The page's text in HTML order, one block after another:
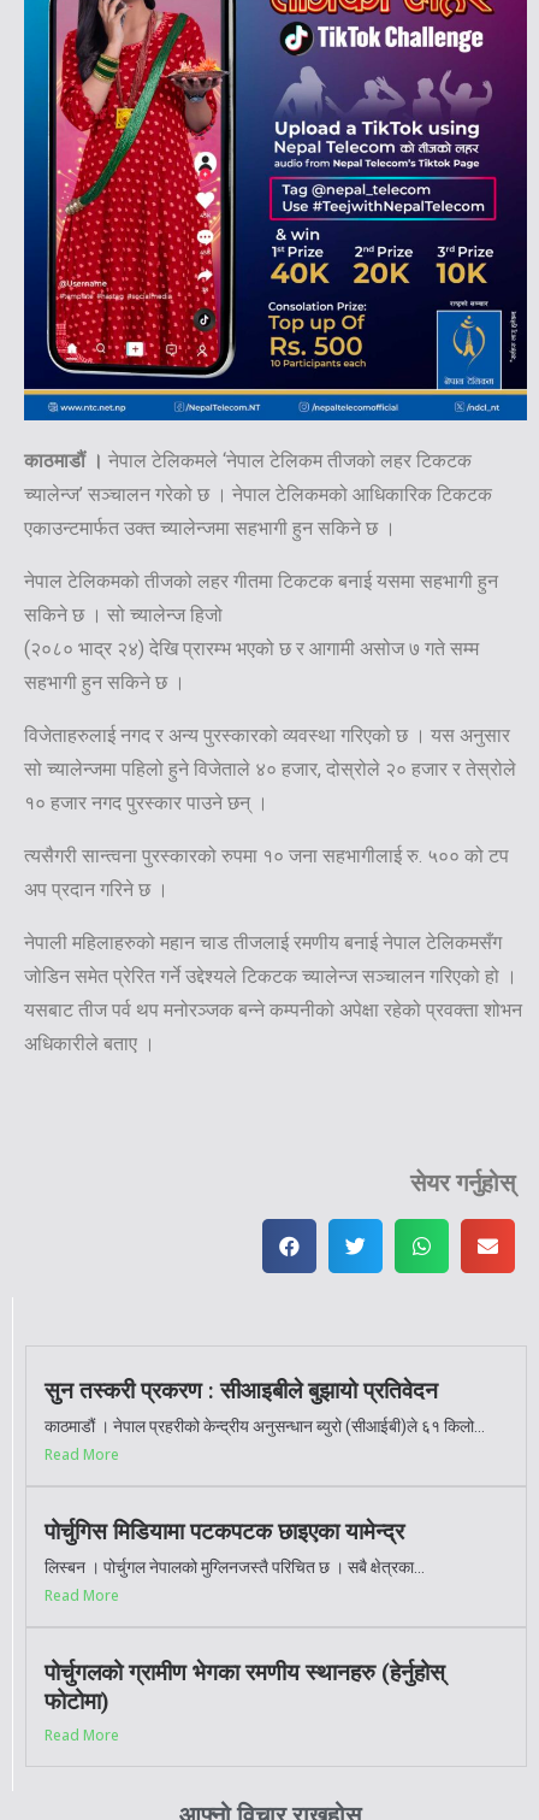
काठमाडौं । नेपाल टेलिकमले ‘नेपाल टेलिकम तीजको लहर टिकटक
च्यालेन्ज’ सञ्चालन गरेको छ । नेपाल टेलिकमको आधिकारिक टिकटक
एकाउन्टमार्फत उक्त च्यालेन्जमा सहभागी हुन सकिने छ ।
नेपाल टेलिकमको तीजको लहर गीतमा टिकटक बनाई यसमा सहभागी हुन
सकिने छ । सो च्यालेन्ज हिजो
(२०८० भाद्र २४) देखि प्रारम्भ भएको छ र आगामी असोज ७ गते सम्म
सहभागी हुन सकिने छ ।
विजेताहरुलाई नगद र अन्य पुरस्कारको व्यवस्था गरिएको छ । यस अनुसार
सो च्यालेन्जमा पहिलो हुने विजेताले ४० हजार, दोस्रोले २० हजार र तेस्रोले
१० हजार नगद पुरस्कार पाउने छन् ।
त्यसैगरी सान्त्वना पुरस्कारको रुपमा १० जना सहभागीलाई रु. ५०० को टप
अप प्रदान गरिने छ ।
नेपाली महिलाहरुको महान चाड तीजलाई रमणीय बनाई नेपाल टेलिकमसँग
जोडिन समेत प्रेरित गर्ने उद्देश्यले टिकटक च्यालेन्ज सञ्चालन गरिएको हो ।
यसबाट तीज पर्व थप मनोरञ्जक बन्ने कम्पनीको अपेक्षा रहेको प्रवक्ता शोभन
अधिकारीले बताए ।
सेयर गर्नुहोस्
सुन तस्करी प्रकरण : सीआइबीले बुझायो प्रतिवेदन
काठमाडौं । नेपाल प्रहरीको केन्द्रीय अनुसन्धान ब्युरो (सीआईबी)ले ६१ किलो...
Read More
पोर्चुगिस मिडियामा पटकपटक छाइएका यामेन्द्र
लिस्बन । पोर्चुगल नेपालको मुग्लिनजस्तै परिचित छ । सबै क्षेत्रका...
Read More
पोर्चुगलको ग्रामीण भेगका रमणीय स्थानहरु (हेर्नुहोस्
फोटोमा)
Read More